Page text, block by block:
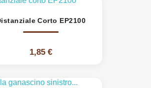
Corto EP2100
1,85 €